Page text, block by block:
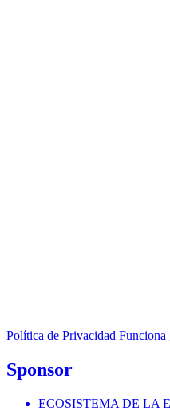
Política de Privacidad Funciona
Sponsor
ECOSISTEMA DE LA